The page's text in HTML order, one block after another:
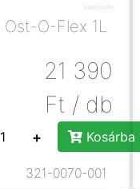
Ost-O-Flex 1L
21 390
Ft / db
+ Kosárba
321-0070-001